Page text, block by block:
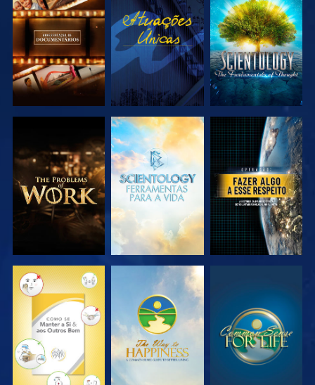
EXPLORAR A
SÉRIE
VER
EXPLORAR A
SÉRIE
EXPLORAR A
SÉRIE
EXPLORAR A
SÉRIE
VER
VER VER VER